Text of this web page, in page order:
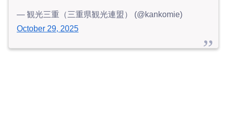
— 観光三重（三重県観光連盟） (@kankomie)
October 29, 2025